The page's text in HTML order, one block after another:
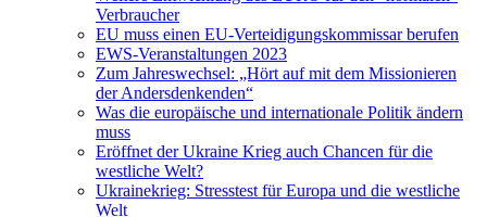
Verbraucher
EU muss einen EU-Verteidigungskommissar berufen
EWS-Veranstaltungen 2023
Zum Jahreswechsel: „Hört auf mit dem Missionieren
der Andersdenkenden“
Was die europäische und internationale Politik ändern
muss
Eröffnet der Ukraine Krieg auch Chancen für die
westliche Welt?
Ukrainekrieg: Stresstest für Europa und die westliche
Welt